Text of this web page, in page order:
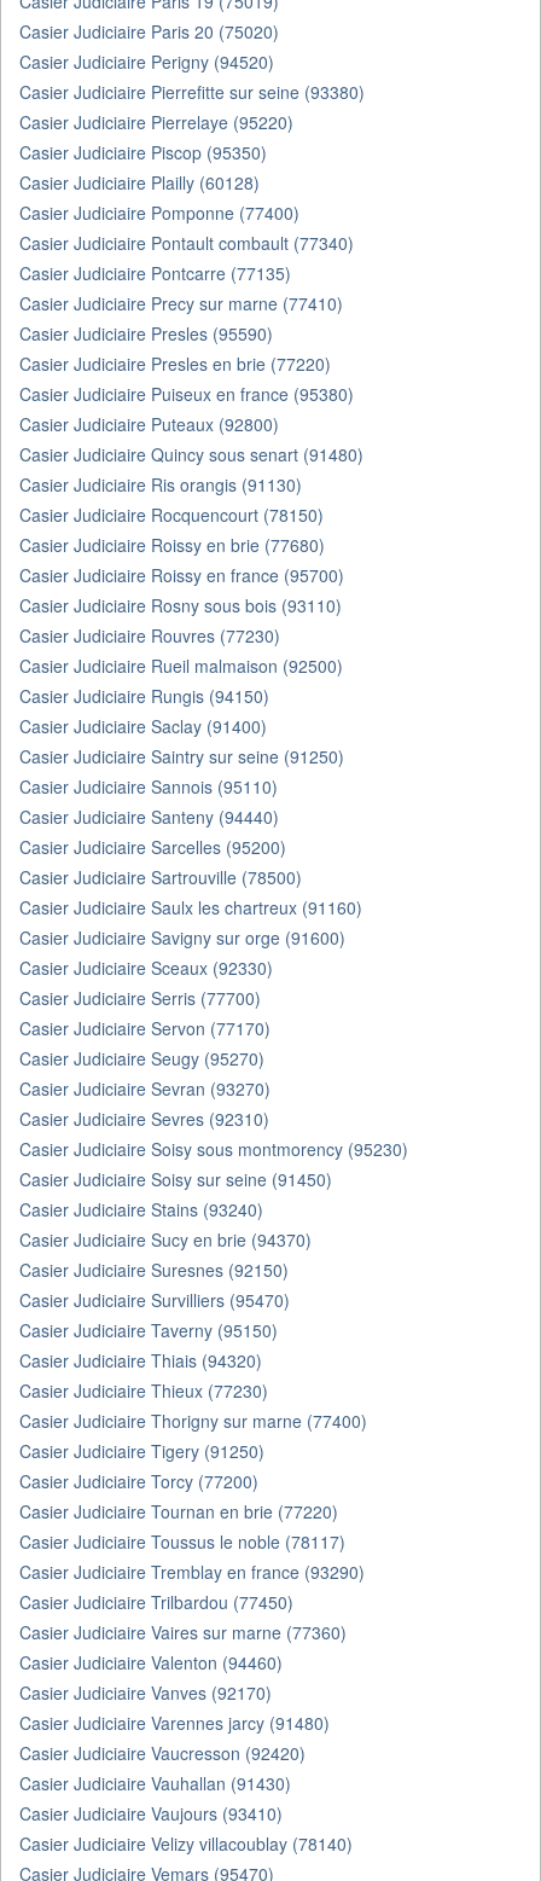
Casier Judiciaire Paris 20 (75020)
Casier Judiciaire Perigny (94520)
Casier Judiciaire Pierrefitte sur seine (93380)
Casier Judiciaire Pierrelaye (95220)
Casier Judiciaire Piscop (95350)
Casier Judiciaire Plailly (60128)
Casier Judiciaire Pomponne (77400)
Casier Judiciaire Pontault combault (77340)
Casier Judiciaire Pontcarre (77135)
Casier Judiciaire Precy sur marne (77410)
Casier Judiciaire Presles (95590)
Casier Judiciaire Presles en brie (77220)
Casier Judiciaire Puiseux en france (95380)
Casier Judiciaire Puteaux (92800)
Casier Judiciaire Quincy sous senart (91480)
Casier Judiciaire Ris orangis (91130)
Casier Judiciaire Rocquencourt (78150)
Casier Judiciaire Roissy en brie (77680)
Casier Judiciaire Roissy en france (95700)
Casier Judiciaire Rosny sous bois (93110)
Casier Judiciaire Rouvres (77230)
Casier Judiciaire Rueil malmaison (92500)
Casier Judiciaire Rungis (94150)
Casier Judiciaire Saclay (91400)
Casier Judiciaire Saintry sur seine (91250)
Casier Judiciaire Sannois (95110)
Casier Judiciaire Santeny (94440)
Casier Judiciaire Sarcelles (95200)
Casier Judiciaire Sartrouville (78500)
Casier Judiciaire Saulx les chartreux (91160)
Casier Judiciaire Savigny sur orge (91600)
Casier Judiciaire Sceaux (92330)
Casier Judiciaire Serris (77700)
Casier Judiciaire Servon (77170)
Casier Judiciaire Seugy (95270)
Casier Judiciaire Sevran (93270)
Casier Judiciaire Sevres (92310)
Casier Judiciaire Soisy sous montmorency (95230)
Casier Judiciaire Soisy sur seine (91450)
Casier Judiciaire Stains (93240)
Casier Judiciaire Sucy en brie (94370)
Casier Judiciaire Suresnes (92150)
Casier Judiciaire Survilliers (95470)
Casier Judiciaire Taverny (95150)
Casier Judiciaire Thiais (94320)
Casier Judiciaire Thieux (77230)
Casier Judiciaire Thorigny sur marne (77400)
Casier Judiciaire Tigery (91250)
Casier Judiciaire Torcy (77200)
Casier Judiciaire Tournan en brie (77220)
Casier Judiciaire Toussus le noble (78117)
Casier Judiciaire Tremblay en france (93290)
Casier Judiciaire Trilbardou (77450)
Casier Judiciaire Vaires sur marne (77360)
Casier Judiciaire Valenton (94460)
Casier Judiciaire Vanves (92170)
Casier Judiciaire Varennes jarcy (91480)
Casier Judiciaire Vaucresson (92420)
Casier Judiciaire Vauhallan (91430)
Casier Judiciaire Vaujours (93410)
Casier Judiciaire Velizy villacoublay (78140)
Casier Judiciaire Vemars (95470)